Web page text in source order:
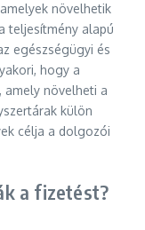
növelhetik
teljesítmény alapú
egészségügyi és
hogy a
amely növelheti a
külön
célja a dolgozói
a fizetést?